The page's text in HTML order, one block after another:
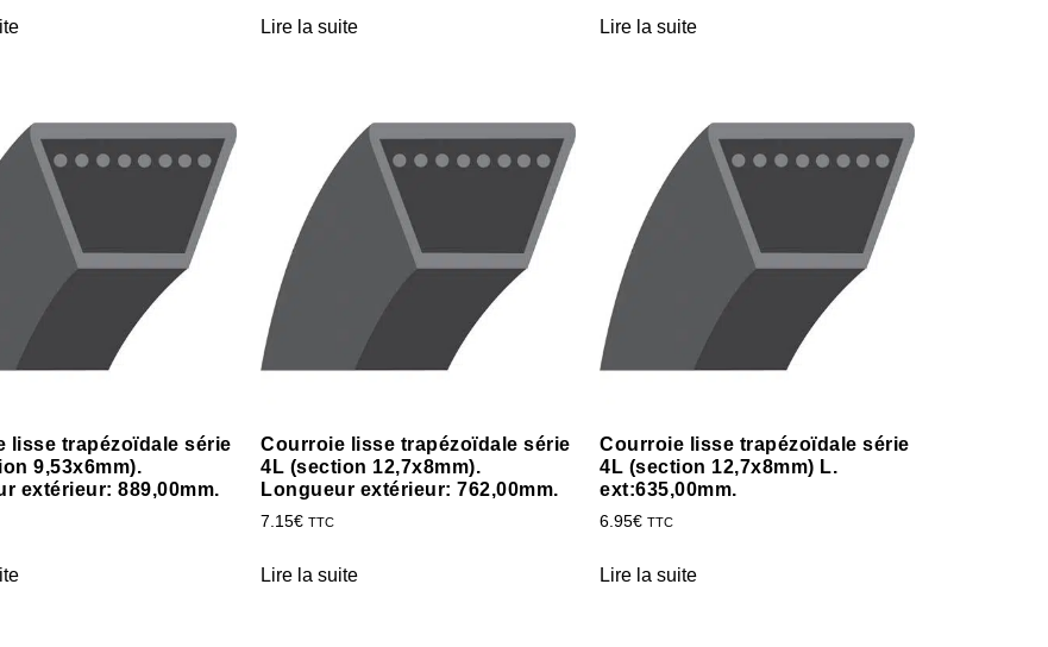
Lire la suite Lire la suite
lisse trapézoïdale série
9,53x6mm).
extérieur: 889,00mm.
Courroie lisse trapézoïdale série
4L (section 12,7x8mm).
Longueur extérieur: 762,00mm.
7.15€ TTC
Lire la suite
Courroie lisse trapézoïdale série
4L (section 12,7x8mm) L.
ext:635,00mm.
6.95€ TTC
Lire la suite